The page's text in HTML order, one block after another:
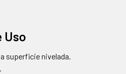
Uso
superficie nivelada.